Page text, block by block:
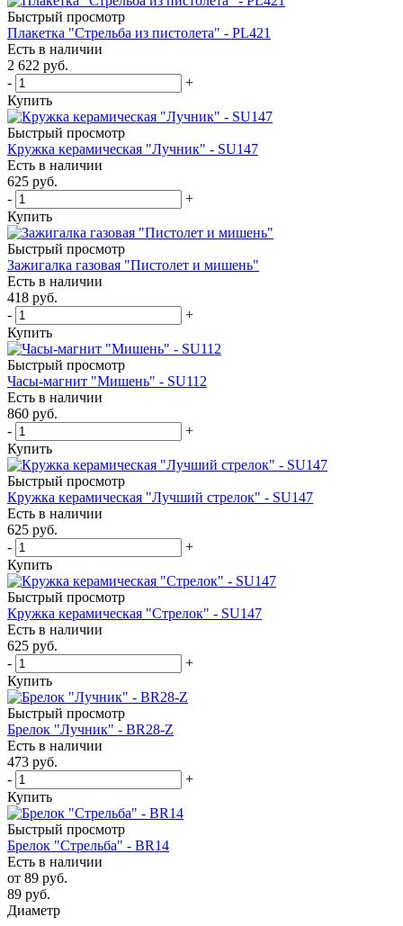
Быстрый просмотр
Плакетка "Стрельба из пистолета" - PL421
Есть в наличии
2 622 руб.
-
+
Купить
Быстрый просмотр
Кружка керамическая "Лучник" - SU147
Есть в наличии
625 руб.
-
+
Купить
Быстрый просмотр
Зажигалка газовая "Пистолет и мишень"
Есть в наличии
418 руб.
-
+
Купить
Быстрый просмотр
Часы-магнит "Мишень" - SU112
Есть в наличии
860 руб.
-
+
Купить
Быстрый просмотр
Кружка керамическая "Лучший стрелок" - SU147
Есть в наличии
625 руб.
-
+
Купить
Быстрый просмотр
Кружка керамическая "Стрелок" - SU147
Есть в наличии
625 руб.
-
+
Купить
Быстрый просмотр
Брелок "Лучник" - BR28-Z
Есть в наличии
473 руб.
-
+
Купить
Быстрый просмотр
Брелок "Стрельба" - BR14
Есть в наличии
от 89 руб.
89 руб.
Диаметр